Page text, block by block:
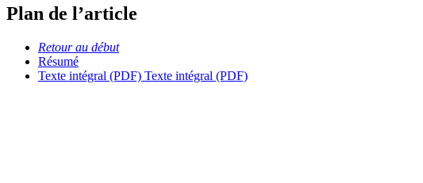
Plan de l’article
Retour au début
Résumé
Texte intégral (PDF) Texte intégral (PDF)